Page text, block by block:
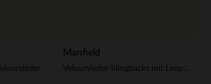
Manfield